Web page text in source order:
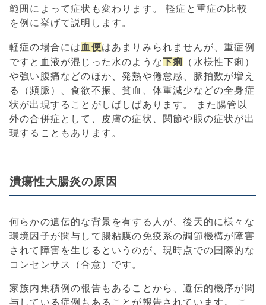
範囲によって症状も変わります。 軽症と重症の比較
を例に挙げて説明します。
軽症の場合には 血便はあまりみられませんが、重症例
ですと血液が混じった水のような下痢 （水様性下痢）
や強い腹痛などのほか、発熱や倦怠感、脈拍数が増え
る（頻脈）、食欲不振、貧血、体重減少などの全身症
状が出現することがしばしばあります。 また腸管以
外の合併症として、皮膚の症状、関節や眼の症状が出
現することもあります。
潰瘍性大腸炎の原因
何らかの遺伝的な背景を有する人が、後天的に様々な
環境因子が関与して腸粘膜の免疫系の調節機構が障害
されて障害を生じるというのが、現時点での国際的な
コンセンサス（合意）です。
家族内集積例の報告もあることから、遺伝的機序が関
与している症例もあることが報告されています。 こ